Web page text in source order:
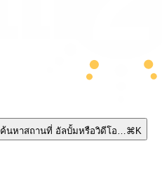
ค้นหาสถานที่ อัลบั้มหรือวิดีโอ…⌘K